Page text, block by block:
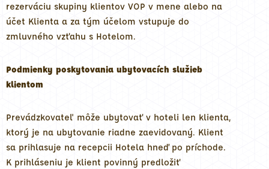
rezerváciu skupiny klientov VOP v mene alebo na
účet Klienta a za tým účelom vstupuje do
zmluvného vzťahu s Hotelom.
Podmienky poskytovania ubytovacích služieb
klientom
Prevádzkovateľ môže ubytovať v hoteli len klienta,
ktorý je na ubytovanie riadne zaevidovaný. Klient
sa prihlasuje na recepcii Hotela hneď po príchode.
K prihláseniu je klient povinný predložiť